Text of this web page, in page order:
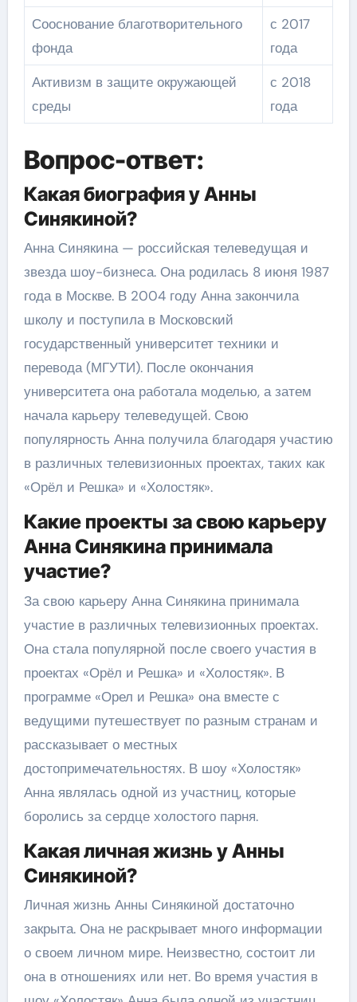
Сооснование благотворительного
фонда
с 2017
года
Активизм в защите окружающей
среды
с 2018
года
Вопрос-ответ:
Какая биография у Анны
Синякиной?
Анна Синякина — российская телеведущая и
звезда шоу-бизнеса. Она родилась 8 июня 1987
года в Москве. В 2004 году Анна закончила
школу и поступила в Московский
государственный университет техники и
перевода (МГУТИ). После окончания
университета она работала моделью, а затем
начала карьеру телеведущей. Свою
популярность Анна получила благодаря участию
в различных телевизионных проектах, таких как
«Орёл и Решка» и «Холостяк».
Какие проекты за свою карьеру
Анна Синякина принимала
участие?
За свою карьеру Анна Синякина принимала
участие в различных телевизионных проектах.
Она стала популярной после своего участия в
проектах «Орёл и Решка» и «Холостяк». В
программе «Орел и Решка» она вместе с
ведущими путешествует по разным странам и
рассказывает о местных
достопримечательностях. В шоу «Холостяк»
Анна являлась одной из участниц, которые
боролись за сердце холостого парня.
Какая личная жизнь у Анны
Синякиной?
Личная жизнь Анны Синякиной достаточно
закрыта. Она не раскрывает много информации
о своем личном мире. Неизвестно, состоит ли
она в отношениях или нет. Во время участия в